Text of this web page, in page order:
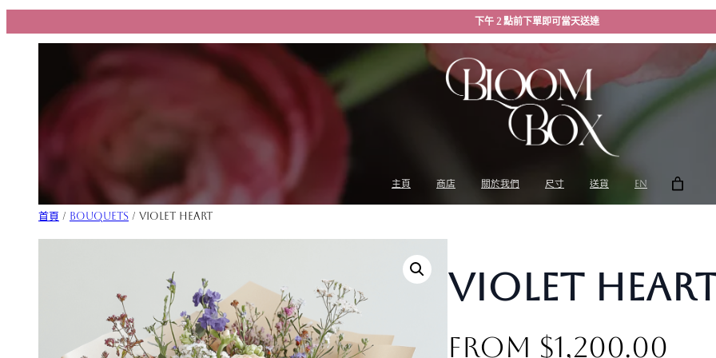
下午 2 點前下單即可當天送達
主頁 商店 關於我們 尺寸 送貨 EN
首頁 / Bouquets / Violet heart
Violet
From $1,200.00